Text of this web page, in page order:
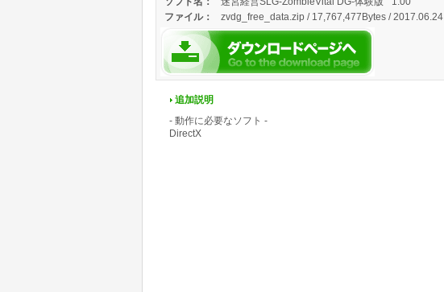
ファイル： zvdg_free_data.zip / 17,767,477Bytes / 2017.06.24
追加説明
- 動作に必要なソフト -
DirectX